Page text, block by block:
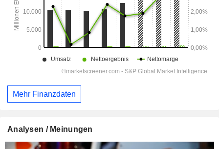
Mehr Finanzdaten
Analysen / Meinungen